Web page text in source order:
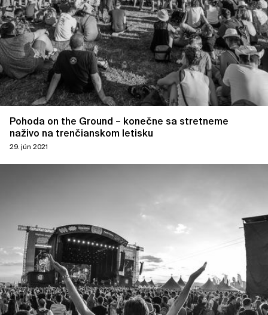
Pohoda on the Ground – konečne sa stretneme
naživo na trenčianskom letisku
29. jún 2021